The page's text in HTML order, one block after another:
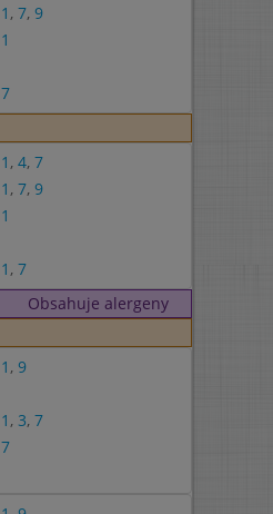
1 , 7, 9
1
7
1 , 4, 7
1 , 7, 9
1
1 , 7
Obsahuje alergeny
1 , 9
1 , 3, 7
7